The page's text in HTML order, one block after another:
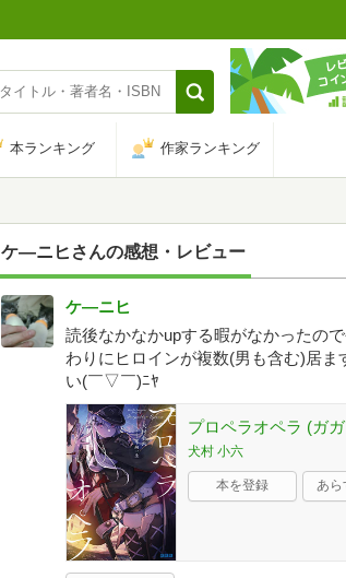
本ランキング 作家ランキング
ケ―ニヒ さんの感想・レビュー
ケ―ニヒ
読後なかなかupする暇がなかったの
わりにヒロインが複数(男も含む)居
い(￣▽￣)ﾆﾔ
プロペラオペラ (ガ
犬村 小六
本を登録 あら